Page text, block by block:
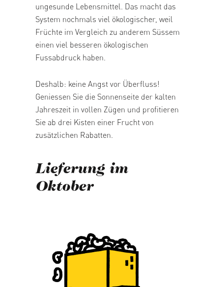
ungesunde Lebensmittel. Das macht das
System nochmals viel ökologischer, weil
Früchte im Vergleich zu anderem Süssem
einen viel besseren ökologischen
Fussabdruck haben.
Deshalb: keine Angst vor Überfluss!
Geniessen Sie die Sonnenseite der kalten
Jahreszeit in vollen Zügen und profitieren
Sie ab drei Kisten einer Frucht von
zusätzlichen Rabatten.
Lieferung im
Oktober